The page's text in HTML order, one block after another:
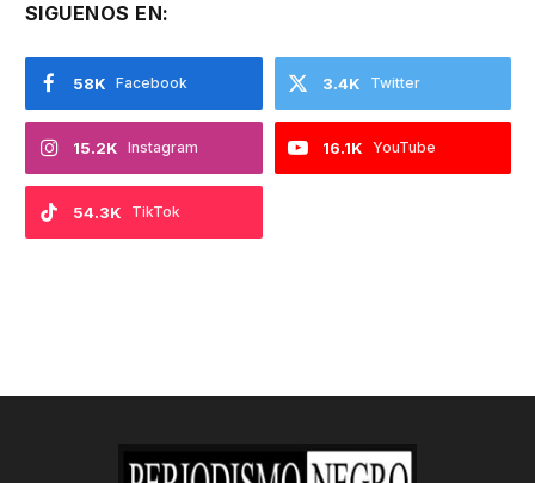
SIGUENOS EN:
Facebook
58K Twitter
3.4K
Instagram
15.2K YouTube
16.1K
TikTok
54.3K